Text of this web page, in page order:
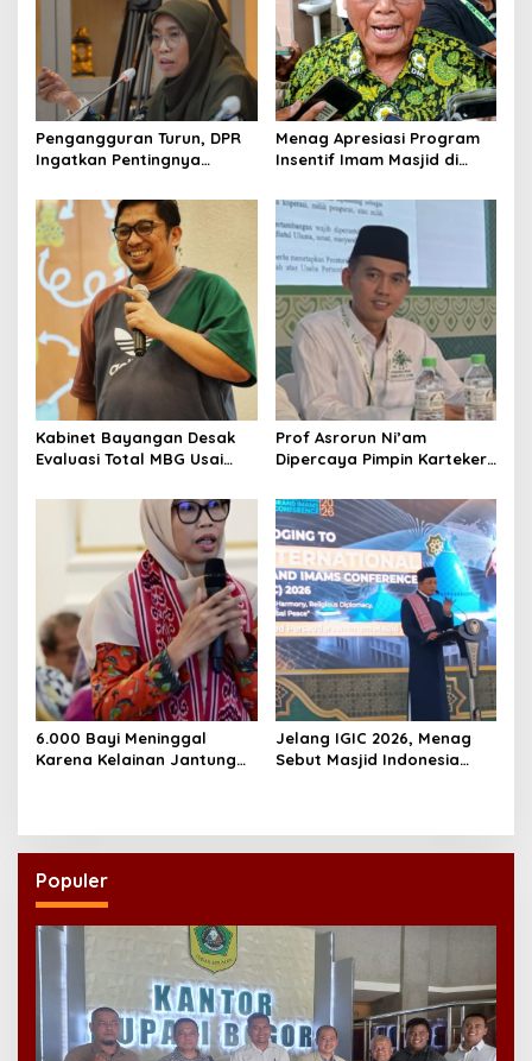
Pengangguran Turun, DPR
Ingatkan Pentingnya
yang Layak
Menag Apresiasi Program
Insentif Imam Masjid di
Model Nasional
Kabinet Bayangan Desak
Evaluasi Total MBG Usai
Massal
Prof Asrorun Ni’am
Dipercaya Pimpin Karteker
Regenerasi Kepemimpinan
NU
6.000 Bayi Meninggal
Karena Kelainan Jantung
Jelang IGIC 2026, Menag
Sebut Masjid Indonesia
Populer